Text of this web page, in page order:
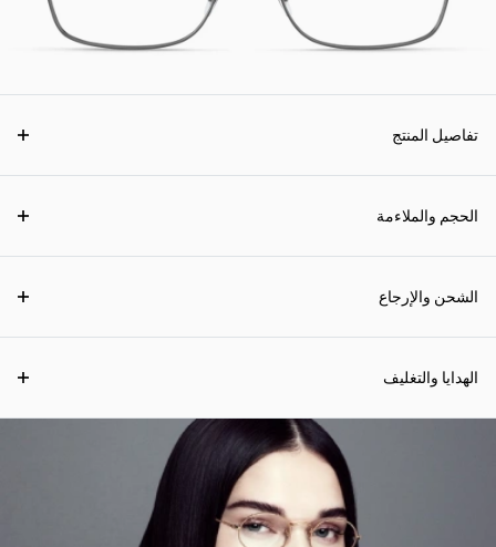
تفاصيل المنتج
الحجم والملاءمة
الشحن والإرجاع
الهدايا والتغليف